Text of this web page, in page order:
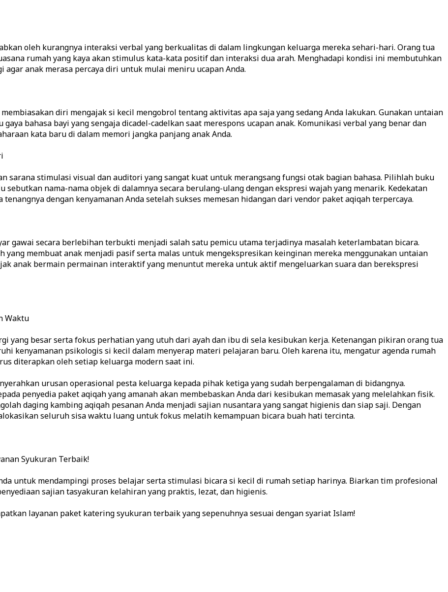
oleh kurangnya interaksi verbal yang berkualitas di dalam lingkungan keluarga mereka sehari-hari. Orang tua
rumah yang kaya akan stimulus kata-kata positif dan interaksi dua arah. Menghadapi kondisi ini membutuhkan
anak merasa percaya diri untuk mulai meniru ucapan Anda.
diri mengajak si kecil mengobrol tentang aktivitas apa saja yang sedang Anda lakukan. Gunakan untaian
bahasa bayi yang sengaja dicadel-cadelkan saat merespons ucapan anak. Komunikasi verbal yang benar dan
kata baru di dalam memori jangka panjang anak Anda.
sarana stimulasi visual dan auditori yang sangat kuat untuk merangsang fungsi otak bagian bahasa. Pilihlah buku
nama-nama objek di dalamnya secara berulang-ulang dengan ekspresi wajah yang menarik. Kedekatan
dengan kenyamanan Anda setelah sukses memesan hidangan dari vendor paket aqiqah terpercaya.
gawai secara berlebihan terbukti menjadi salah satu pemicu utama terjadinya masalah keterlambatan bicara.
membuat anak menjadi pasif serta malas untuk mengekspresikan keinginan mereka menggunakan untaian
anak bermain permainan interaktif yang menuntut mereka untuk aktif mengeluarkan suara dan berekspresi
Waktu
yang besar serta fokus perhatian yang utuh dari ayah dan ibu di sela kesibukan kerja. Ketenangan pikiran orang tua
kenyamanan psikologis si kecil dalam menyerap materi pelajaran baru. Oleh karena itu, mengatur agenda rumah
diterapkan oleh setiap keluarga modern saat ini.
urusan operasional pesta keluarga kepada pihak ketiga yang sudah berpengalaman di bidangnya.
penyedia paket aqiqah yang amanah akan membebaskan Anda dari kesibukan memasak yang melelahkan fisik.
daging kambing aqiqah pesanan Anda menjadi sajian nusantara yang sangat higienis dan siap saji. Dengan
seluruh sisa waktu luang untuk fokus melatih kemampuan bicara buah hati tercinta.
Syukuran Terbaik!
untuk mendampingi proses belajar serta stimulasi bicara si kecil di rumah setiap harinya. Biarkan tim profesional
sajian tasyakuran kelahiran yang praktis, lezat, dan higienis.